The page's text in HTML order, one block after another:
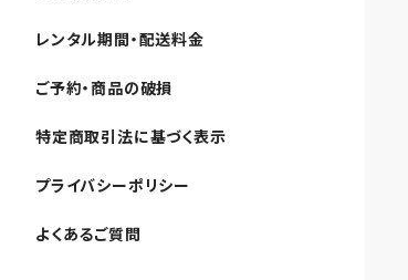
レンタル期間・配送料金
ご予約・商品の破損
特定商取引法に基づく表示
プライバシーポリシー
よくあるご質問